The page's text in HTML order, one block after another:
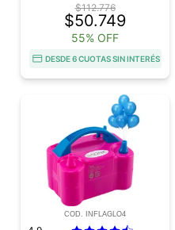
$112.776
$50.749
55% OFF
DESDE 6 CUOTAS SIN INTERÉS
COD. INFLAGLO4